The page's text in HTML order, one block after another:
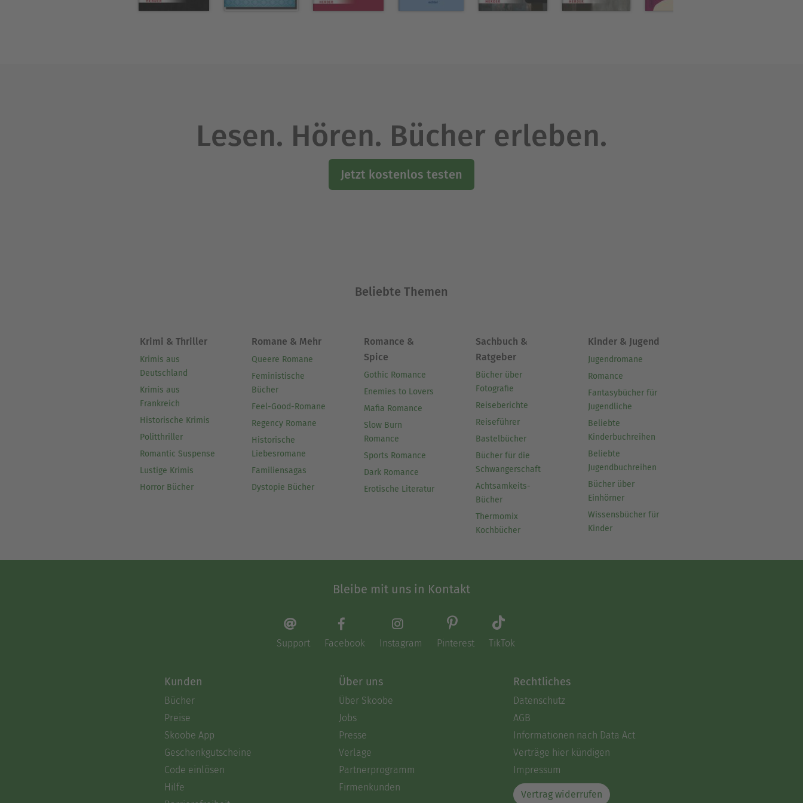
Lesen. Hören. Bücher erleben.
Jetzt kostenlos testen
Beliebte Themen
Krimi & Thriller
Krimis aus
Deutschland
Krimis aus
Frankreich
Historische Krimis
Politthriller
Romantic Suspense
Lustige Krimis
Horror Bücher
Romane & Mehr
Queere Romane
Feministische
Bücher
Feel-Good-Romane
Regency Romane
Historische
Liebesromane
Familiensagas
Dystopie Bücher
Romance &
Spice
Gothic Romance
Enemies to Lovers
Mafia Romance
Slow Burn
Romance
Sports Romance
Dark Romance
Erotische Literatur
Sachbuch &
Ratgeber
Bücher über
Fotografie
Reiseberichte
Reiseführer
Bastelbücher
Bücher für die
Schwangerschaft
Achtsamkeits-
Bücher
Thermomix
Kochbücher
Kinder & Jugend
Jugendromane
Romance
Fantasybücher für
Jugendliche
Beliebte
Kinderbuchreihen
Beliebte
Jugendbuchreihen
Bücher über
Einhörner
Wissensbücher für
Kinder
Bleibe mit uns in Kontakt
Support Facebook Instagram Pinterest TikTok
Kunden
Bücher
Preise
Skoobe App
Geschenkgutscheine
Code einlösen
Hilfe
Über uns
Über Skoobe
Jobs
Presse
Verlage
Partnerprogramm
Firmenkunden
Rechtliches
Datenschutz
AGB
Informationen nach Data Act
Verträge hier kündigen
Impressum
Vertrag widerrufen